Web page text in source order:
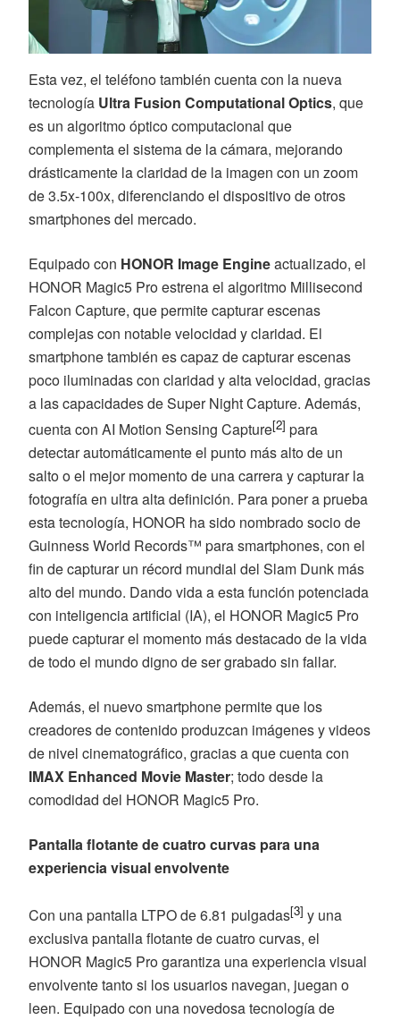
Esta vez, el teléfono también cuenta con la nueva
tecnología Ultra Fusion ComputationalOptics, que
es un algoritmo óptico computacional que
complementa el sistema de la cámara, mejorando
drásticamente la claridad de la imagen con un zoom
de 3.5x-100x, diferenciando el dispositivo de otros
smartphones del mercado.
Equipado con HONOR Image Engineactualizado, el
HONOR Magic5 Pro estrena el algoritmo Millisecond
Falcon Capture, que permite capturar escenas
complejas con notable velocidad y claridad. El
smartphone también es capaz de capturar escenas
poco iluminadas con claridad y alta velocidad, gracias
a las capacidades de Super Night Capture. Además,
cuenta con AI Motion Sensing Capture[2] para
detectar automáticamente el punto más alto de un
salto o el mejor momento de una carrera y capturar la
fotografía en ultra alta definición. Para poner a prueba
esta tecnología, HONOR ha sido nombrado socio de
Guinness World Records™ para smartphones, con el
fin de capturar un récord mundial del Slam Dunk más
alto del mundo. Dando vida a esta función potenciada
con inteligencia artificial (IA), el HONOR Magic5 Pro
puede capturar el momento más destacado de la vida
de todo el mundo digno de ser grabado sin fallar.
Además, el nuevo smartphone permite que los
creadores de contenido produzcan imágenes y videos
de nivel cinematográfico, gracias a que cuenta con
IMAX Enhanced Movie Master; todo desde la
comodidad del HONOR Magic5 Pro.
Pantalla flotante de cuatro curvas para una
experiencia visual envolvente
Con una pantalla LTPO de 6.81 pulgadas[3] y una
exclusiva pantalla flotante de cuatro curvas, el
HONOR Magic5 Pro garantiza una experiencia visual
envolvente tanto si los usuarios navegan, juegan o
leen. Equipado con una novedosa tecnología de